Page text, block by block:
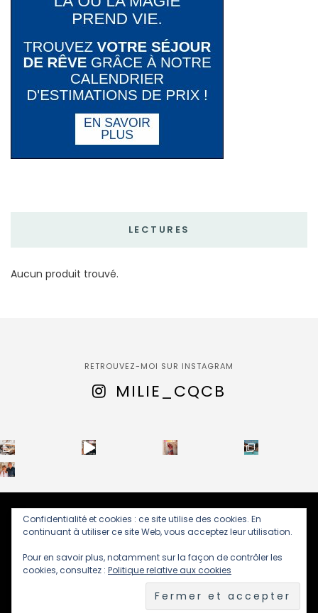
LECTURES
Aucun produit trouvé.
RETROUVEZ-MOI SUR INSTAGRAM
MILIE_CQCB
(C) 2019-2026 - Disney Addicts : Votre guide pour réserver,
économiser et vivre la magie de Disneyland Paris. Tous droits
C’EST QUOI CE BRUIT ? C’EST QUOI CE VOYAGE ?
Confidentialité et cookies : ce site utilise des cookies. En
continuant à utiliser ce site Web, vous acceptez leur utilisation.
Pour en savoir plus, notamment sur la façon de contrôler les
cookies, consultez : Politique relative aux cookies